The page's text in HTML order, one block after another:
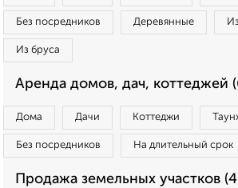
Без посредников Деревянные
Из бруса
Аренда домов, дач, коттеджей
Дома Дачи Коттеджи
Без посредников На длительный срок
Продажа земельных участков